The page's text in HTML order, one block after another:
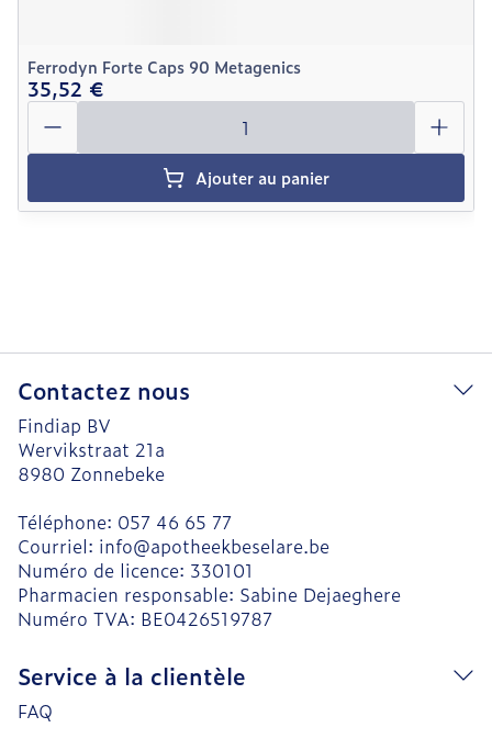
Ferrodyn Forte Caps 90 Metagenics
35,52 €
Quantité
Ajouter au panier
Contactez nous
Findiap BV
Wervikstraat 21a
8980 Zonnebeke
Téléphone: 057 46 65 77
Courriel: info@apotheekbeselare.be
Numéro de licence: 330101
Pharmacien responsable: Sabine Dejaeghere
Numéro TVA: BE0426519787
Service à la clientèle
FAQ